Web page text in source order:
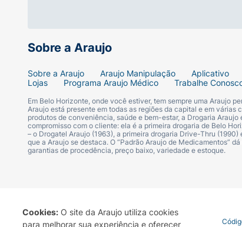
Cookies: O site da Araujo utiliza cookies
para melhorar sua experiência e oferecer
Sobre a Araujo
Sobre a Araujo Araujo Manipulação Aplicativo
Lojas
Programa Araujo Médico Trabalhe
Em Belo Horizonte, onde você estiver, tem sempre uma Araujo
Araujo está presente em todas as regiões da capital e em
produtos de conveniência, saúde e bem-estar, a Drogaria
compromisso com o cliente: ela é a primeira drogaria de Belo
– o Drogatel Araujo (1963), a primeira drogaria Drive-Thru
que a Araujo se destaca. O “Padrão Araujo de Medicamentos”
garantias de procedência, preço baixo, variedade e estoque.
Termo de Uso Portal da Privacidade Covid-19